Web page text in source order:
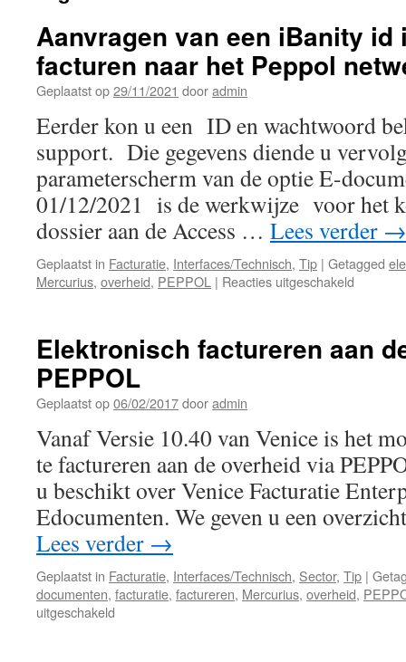
Aanvragen van een iBanity id
facturen naar het Peppol
Geplaatst op29/11/2021 dooradmin
Eerder kon u een ID en wachtwoord
support. Die gegevens diende u
parameterscherm van de optie E-
01/12/2021 is de werkwijze voor het
dossier aan de Access … Lees verder →
Geplaatst in Facturatie, Interfaces/Technisch, Tip | Getagged
Mercurius, overheid, PEPPOL | Reacties uitgeschakeld
iBanity
facturen
naar
het
Peppol
netwerk
Elektronisch factureren aan
PEPPOL
Geplaatst op06/02/2017dooradmin
Vanaf Versie 10.40 van Venice is het
te factureren aan de overheid via
u beschikt over Venice Facturatie
Edocumenten. We geven u een
Lees verder →
Geplaatst in Facturatie, Interfaces/Technisch, Sector, Tip |
documenten, facturatie, factureren, Mercurius, overheid,
uitgeschakeld